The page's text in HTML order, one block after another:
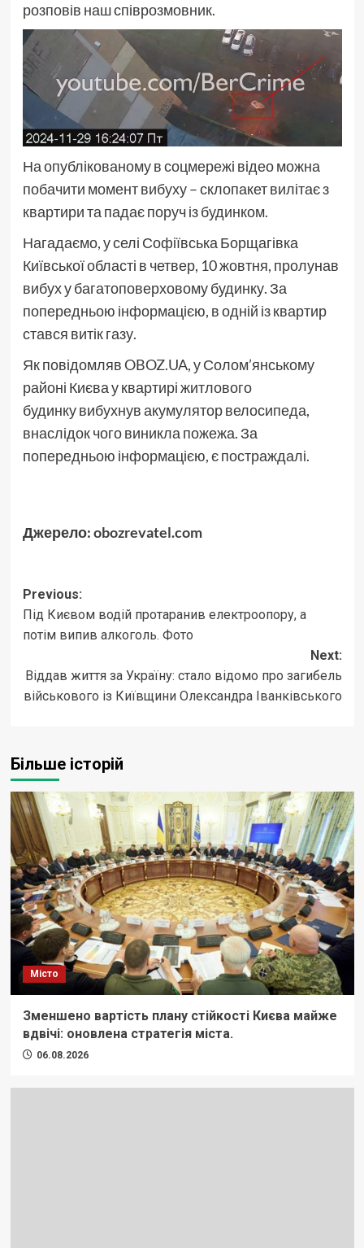
розповів наш співрозмовник.
На опублікованому в соцмережі відео можна
побачити момент вибуху – склопакет вилітає з
квартири та падає поруч із будинком.
Нагадаємо, у селі Софіївська Борщагівка
Київської області в четвер, 10 жовтня, пролунав
вибух у багатоповерховому будинку. За
попередньою інформацією, в одній із квартир
стався витік газу.
Як повідомляв OBOZ.UA, у Солом’янському
районі Києва у квартирі житлового
будинку вибухнув акумулятор велосипеда,
внаслідок чого виникла пожежа. За
попередньою інформацією, є постраждалі.
Джерело:obozrevatel.com
Post
navigation
Previous:
Під Києвом водій протаранив електроопору, а
потім випив алкоголь. Фото
Next:
Віддав життя за Україну: стало відомо про загибель
військового із Київщини Олександра Іванківського
Більше історій
Місто
Зменшено вартість плану стійкості Києва майже
вдвічі: оновлена стратегія міста.
06.08.2026